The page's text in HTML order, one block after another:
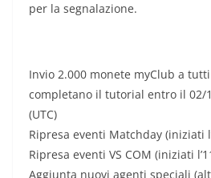
per la segnalazione.
Invio 2.000 monete myClub a
completano il tutorial entro il 02/
(UTC)
Ripresa eventi Matchday (iniziati
Ripresa eventi VS COM (iniziati
Aggiunta nuovi agenti speciali